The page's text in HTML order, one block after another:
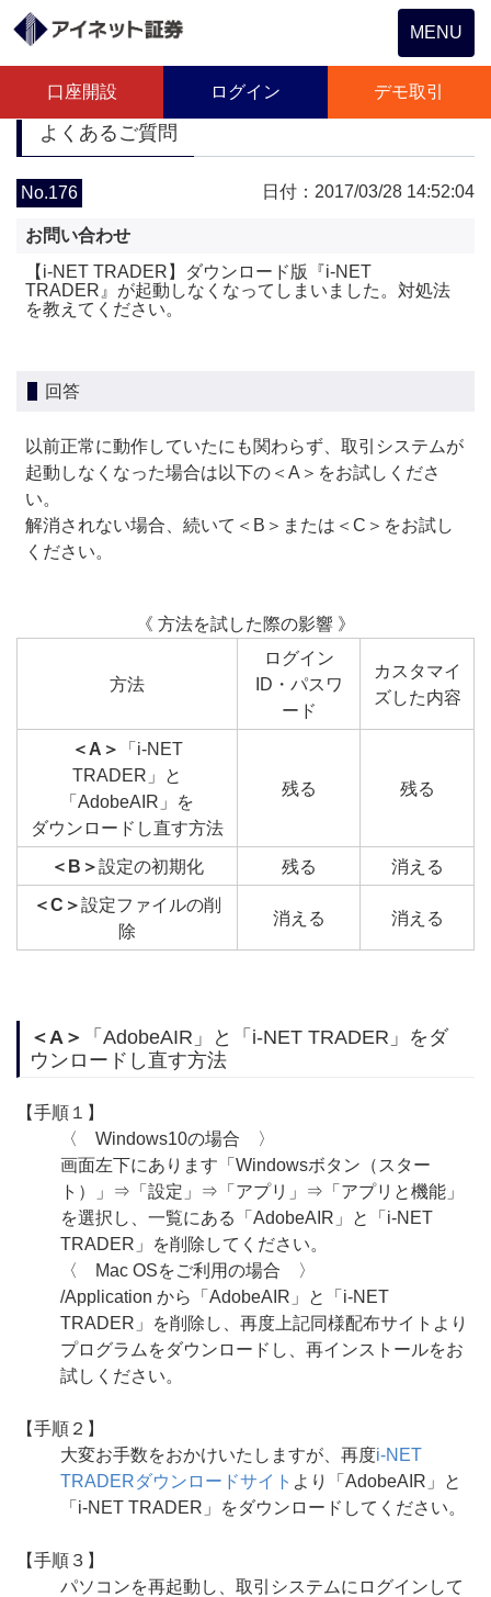
Toggle
navigation
MENU
口座開設 ログイン デモ取引
よくあるご質問
No.176 日付：2017/03/28 14:52:04
お問い合わせ
【i-NET TRADER】ダウンロード版『i-NET
TRADER』が起動しなくなってしまいました。対処法
を教えてください。
回答
以前正常に動作していたにも関わらず、取引システムが
起動しなくなった場合は以下の＜A＞をお試しくださ
い。
解消されない場合、続いて＜B＞または＜C＞をお試し
ください。
《 方法を試した際の影響 》
方法
ログイン
ID・パスワ
ード
カスタマイ
ズした内容
＜A＞
「i-NET
TRADER」と
「AdobeAIR」を
ダウンロードし直す方法
残る 残る
＜B＞設定の初期化 残る 消える
＜C＞設定ファイルの削
除
消える 消える
＜A＞
「AdobeAIR」と「i-NET TRADER」をダ
ウンロードし直す方法
【手順１】
〈 Windows10の場合 〉
画面左下にあります「Windowsボタン（スター
ト）」⇒「設定」⇒「アプリ」⇒「アプリと機能」
を選択し、一覧にある「AdobeAIR」と「i-NET
TRADER」を削除してください。
〈 Mac OSをご利用の場合 〉
/Application から「AdobeAIR」と「i-NET
TRADER」を削除し、再度上記同様配布サイトより
プログラムをダウンロードし、再インストールをお
試しください。
【手順２】
大変お手数をおかけいたしますが、再度i-NET
TRADERダウンロードサイト より「AdobeAIR」と
「i-NET TRADER」をダウンロードしてください。
【手順３】
パソコンを再起動し、取引システムにログインして